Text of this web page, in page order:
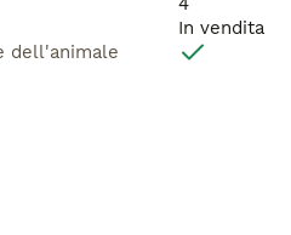
In vendita
dell'animale